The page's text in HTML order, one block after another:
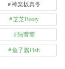
神楽坂真冬
芝芝Booty
陆萱萱
鱼子酱Fish